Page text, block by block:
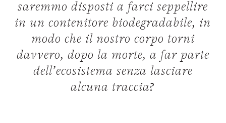
saremmo disposti a farci seppellire
in un contenitore biodegradabile, in
modo che il nostro corpo torni
davvero, dopo la morte, a far parte
dell’ecosistema senza lasciare
alcuna traccia?